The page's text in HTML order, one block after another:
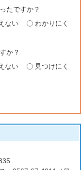
たですか？
ない
わかりにく
か？
ない
見つけにく